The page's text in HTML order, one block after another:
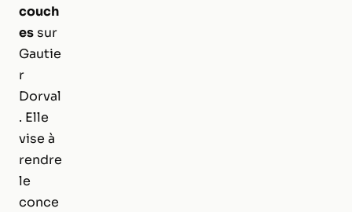
couch
essur
Gautie
r
Dorval
. Elle
vise à
rendre
le
conce